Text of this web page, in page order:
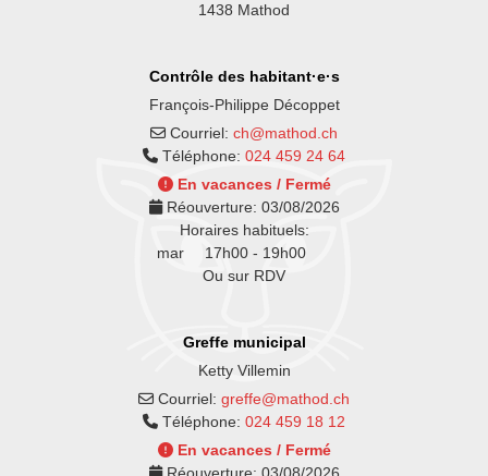
1438 Mathod
Contrôle des habitant·e·s
François-Philippe Décoppet
Courriel: ch@mathod.ch
Téléphone:024 459 24 64
En vacances / Fermé
Réouverture: 03/08/2026
Horaires habituels:
mar
17h00 - 19h00
Ou sur RDV
Greffe municipal
Ketty Villemin
Courriel: greffe@mathod.ch
Téléphone:024 459 18 12
En vacances / Fermé